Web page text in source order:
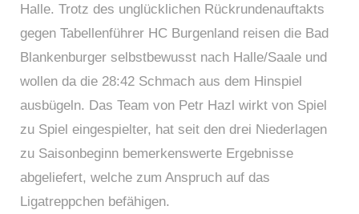
Halle. Trotz des unglücklichen Rückrundenauftakts
gegen Tabellenführer HC Burgenland reisen die Bad
Blankenburger selbstbewusst nach Halle/Saale und
wollen da die 28:42 Schmach aus dem Hinspiel
ausbügeln. Das Team von Petr Hazl wirkt von Spiel
zu Spiel eingespielter, hat seit den drei Niederlagen
zu Saisonbeginn bemerkenswerte Ergebnisse
abgeliefert, welche zum Anspruch auf das
Ligatreppchen befähigen.